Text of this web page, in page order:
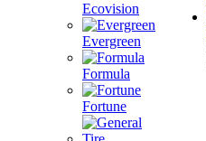
Ecovision
Evergreen
Formula
Fortune